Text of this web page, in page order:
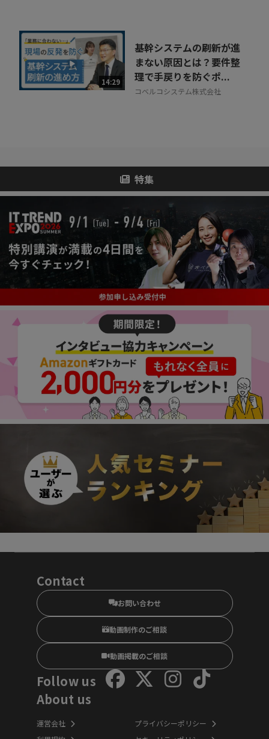
14:29
基幹システムの刷新が進
まない原因とは？要件整
理で手戻りを防ぐポ...
コベルコシステム株式会社
特集
Contact
お問い合わせ
動画制作のご相談
動画掲載のご相談
Follow us
About us
運営会社
プライバシーポリシー